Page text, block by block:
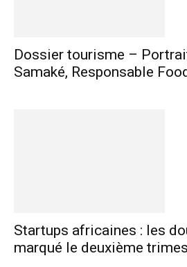
Dossier tourisme –
Samaké, Responsable
Startups africaines : les
marqué le deuxième